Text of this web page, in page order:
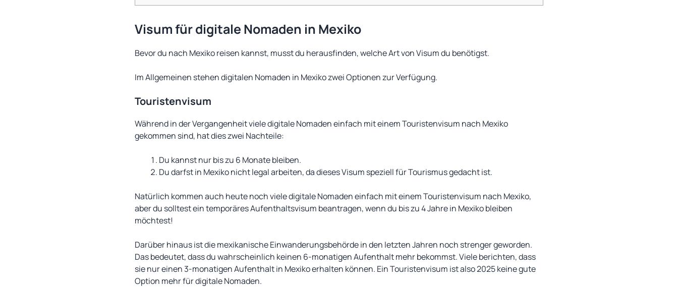
Visum für digitale Nomaden in Mexiko
Bevor du nach Mexiko reisen kannst, musst du herausfinden, welche Art von Visum du benötigst.
Im Allgemeinen stehen digitalen Nomaden in Mexiko zwei Optionen zur Verfügung.
Touristenvisum
Während in der Vergangenheit viele digitale Nomaden einfach mit einem Touristenvisum nach Mexiko
gekommen sind, hat dies zwei Nachteile:
Du kannst nur bis zu 6 Monate bleiben.
Du darfst in Mexiko nicht legal arbeiten, da dieses Visum speziell für Tourismus gedacht ist.
Natürlich kommen auch heute noch viele digitale Nomaden einfach mit einem Touristenvisum nach Mexiko,
aber du solltest ein temporäres Aufenthaltsvisum beantragen, wenn du bis zu 4 Jahre in Mexiko bleiben
möchtest!
Darüber hinaus ist die mexikanische Einwanderungsbehörde in den letzten Jahren noch strenger geworden.
Das bedeutet, dass du wahrscheinlich keinen 6-monatigen Aufenthalt mehr bekommst. Viele berichten, dass
sie nur einen 3-monatigen Aufenthalt in Mexiko erhalten können. Ein Touristenvisum ist also 2025 keine gute
Option mehr für digitale Nomaden.